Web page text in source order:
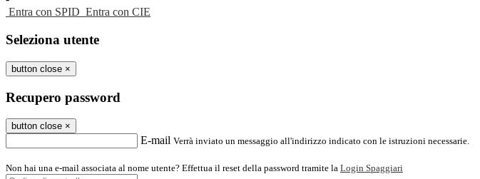
Entra con SPID Entra con CIE
Seleziona utente
button close ×
Recupero password
button close ×
E-mail Verrà inviato un messaggio all'indirizzo indicato con le istruzioni necessarie.
Non hai una e-mail associata al nome utente? Effettua il reset della password tramite la Login Spaggiari